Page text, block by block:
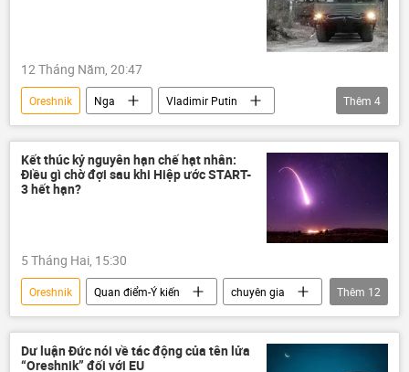
Cuộc khủng hoảng ở Ukraina
Quân đội Ukraina
Ukraina
12 Tháng Năm, 20:47
Oreshnik Nga
Vladimir Putin
Thế giới
Poseidon
Burevestnik
Quân sự
Thêm 4
Kết thúc kỷ nguyên hạn chế hạt nhân:
Điều gì chờ đợi sau khi Hiệp ước START-
3 hết hạn?
5 Tháng Hai, 15:30
Oreshnik Quan điểm-Ý kiến
chuyên gia
hiệp ước START-3
vũ khí hạt nhân
Nga
Hoa Kỳ
Moskva
Thêm 12
Dư luận Đức nói về tác động của tên lửa
“Oreshnik” đối với EU